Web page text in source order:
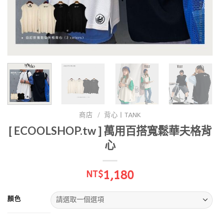
商店 / 背心 | TANK
[ ECOOLSHOP.tw ] 萬用百搭寬鬆華夫格背
心
NT$1,180
顏色